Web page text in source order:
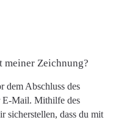
meiner Zeichnung?
dem Abschluss des
E-Mail. Mithilfe des
sicherstellen, dass du mit